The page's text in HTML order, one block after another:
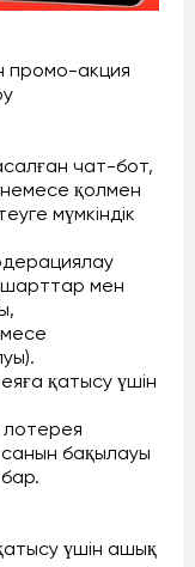
промо-акция
чат-бот,
қолмен
мүмкіндік
шарттар мен
қатысу үшін
санын бақылауы
үшін ашық